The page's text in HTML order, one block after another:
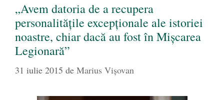
„Avem datoria de a recupera
personalităţile excepţionale ale istoriei
noastre, chiar dacă au fost în Mişcarea
Legionară”
31 iulie 2015 de Marius Vișovan